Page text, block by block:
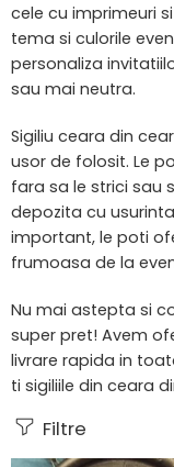
cele cu imprimeuri
tema si culorile
personaliza
sau mai neutra.
Sigiliu ceara din
usor de folosit. Le
fara sa le strici sau
depozita cu
important, le poti
frumoasa de la
Nu mai astepta si
super pret! Avem
livrare rapida in
ti sigiliile din ceara
Filtre